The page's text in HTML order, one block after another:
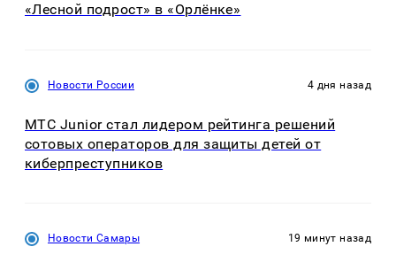
«Лесной подрост» в «Орлёнке»
Новости России 4 дня назад
МТС Junior стал лидером рейтинга решений
сотовых операторов для защиты детей от
киберпреступников
Новости Самары 19 минут назад